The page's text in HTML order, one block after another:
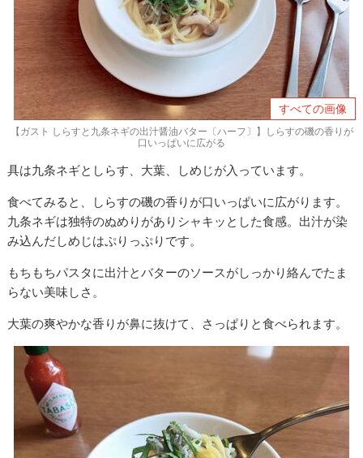
すべての画像
【ガスト しらすと九条ネギの出汁醤油バター〔ハーフ〕】しらすの磯の香りが
口いっぱいに広がる
具は九条ネギとしらす、大葉、しめじが入っています。
食べてみると、しらすの磯の香りが口いっぱいに広がります。
九条ネギは独特のぬめりがありシャキッとした食感。出汁が染
み込んだしめじはぷりっぷりです。
もちもちパスタに出汁とバターのソースがしっかり絡んでたま
らない美味しさ。
大葉の爽やかな香りが鼻に抜けて、さっぱりと食べられます。